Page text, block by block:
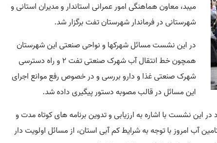
میبد، معاون هماهنگی امور عمرانی استاندار و مدیران استانی و
شهرستانی در فرماندار شهرستان تفت برگزار شد.
در این نشست مسائل شهرکها و نواحی صنعتی این شهرستان
همچون خط انتقال آب شهرک صنعتی تفت ۲ و راه دسترسی
شهرک صنعتی غذا و دارو بررسی و در خصوص رفع موانع اجرای
این مسائل در قالب مصوبه دستور پیگیری داده شد.
این نشست با اشاره به ارزیابی و تدوین برنامه های کوتاه مدت و
آب امروز با توجه به شرایط کم آبی استان، از مسائل اولویت دار